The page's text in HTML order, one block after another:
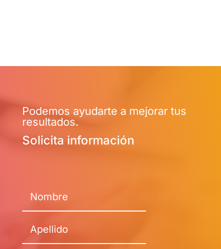
Podemos ayudarte a mejorar tus
resultados.
Solicita información